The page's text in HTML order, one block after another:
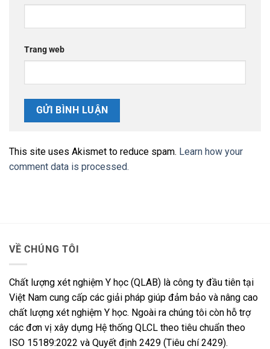
Trang web
This site uses Akismet to reduce spam. Learn how your
comment data is processed.
VỀ CHÚNG TÔI
Chất lượng xét nghiệm Y học (QLAB) là công ty đầu tiên tại
Việt Nam cung cấp các giải pháp giúp đảm bảo và nâng cao
chất lượng xét nghiệm Y học. Ngoài ra chúng tôi còn hỗ trợ
các đơn vị xây dựng Hệ thống QLCL theo tiêu chuẩn theo
ISO 15189:2022 và Quyết định 2429 (Tiêu chí 2429).